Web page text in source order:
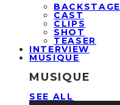
BACKSTAGE
CAST
CLIPS
SHOT
TEASER
INTERVIEW
MUSIQUE
MUSIQUE
SEE ALL